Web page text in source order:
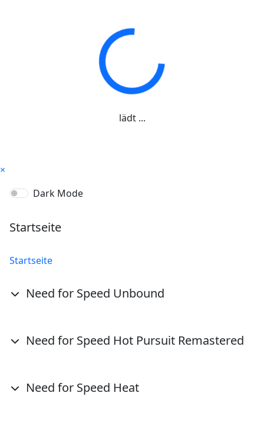
lädt ...
×
Dark Mode
Startseite
Startseite
Need for Speed Unbound
Need for Speed Hot Pursuit Remastered
Need for Speed Heat